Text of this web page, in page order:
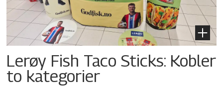
Lerøy Fish Taco Sticks: Kobler
to kategorier